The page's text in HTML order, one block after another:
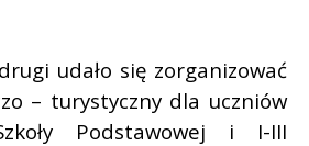
udało się zorganizować
– turystyczny dla uczniów
Podstawowej i I-III